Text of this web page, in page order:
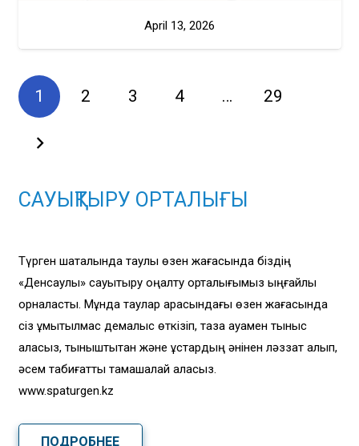
April 13, 2026
1 2 3 4 … 29
САУЫҚТЫРУ ОРТАЛЫҒЫ
Түрген шатқалында таулы өзен жағасында біздің
«Денсаулық» сауықтыру оңалту орталығымыз ыңғайлы
орналасты. Мұнда таулар арасындағы өзен жағасында
сіз ұмытылмас демалыс өткізіп, таза ауамен тыныс
аласыз, тыныштықтан және құстардың әнінен ләззат алып,
әсем табиғатты тамашалай аласыз.
www.spaturgen.kz
ПОДРОБНЕЕ